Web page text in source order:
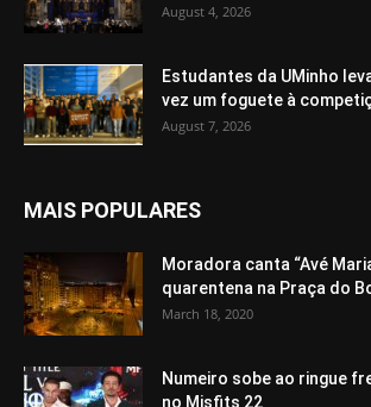
August 4, 2026
Estudantes da UMinho
vez um foguete à
August 7, 2026
MAIS POPULARES
Moradora canta “Avé
quarentena na Praça do
March 18, 2020
Numeiro sobe ao ringue
no Misfits 22